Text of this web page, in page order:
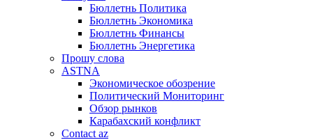
Бюллетнь Политика
Бюллетнь Экономика
Бюллетнь Финансы
Бюллетнь Энергетика
Прошу слова
ASTNA
Экономическое обозрение
Политический Мониторинг
Обзор рынков
Карабахский конфликт
Contact az